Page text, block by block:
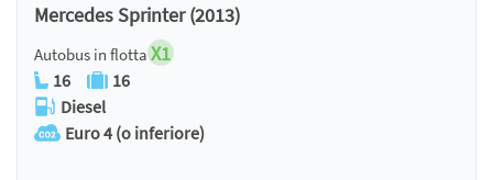
Mercedes Sprinter (2013)
Autobus in flotta X1
16
16
Diesel
Euro 4 (o inferiore)